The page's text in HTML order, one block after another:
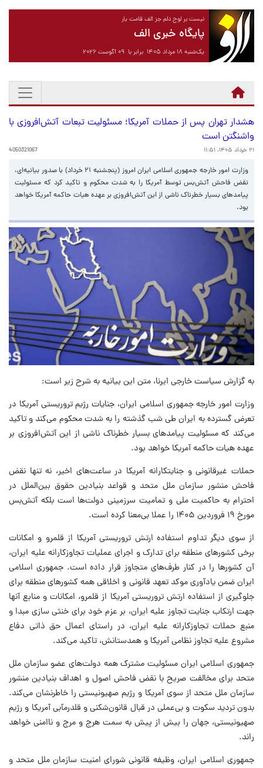
نیست بر لوح دلم جز الف قامت یار
پایگاه خبری الف
یک‌شنبه ۱۸ مرداد ۱۴۰۵ برابر با ۰۹ آگوست ۲۰۲۶
هشدار تهران پس از حملات آمریکا؛ مسئولیت تبعات آتش‌افروزی با
واشنگتن است
۲۱ خرداد ۱۴۰۵، ۱۱:۵۱ 4050321067
وزارت امور خارجه جمهوری اسلامی ایران امروز (پنجشنبه ۲۱ خرداد) با صدور بیانیه‌ای،
نقض فاحش آتش‌بس توسط آمریکا را به شدت محکوم و تاکید کرد که مسئولیت
پیامدهای بسیار خطرناک ناشی از این آتش‌افروزی بر عهده هیات حاکمه آمریکا خواهد
بود.
به گزارش سیاست خارجی ایرنا، متن این بیانیه به شرح زیر است:
وزارت امور خارجه جمهوری اسلامی ایران، جنایات رژیم تروریستی آمریکا در
تعرض گسترده به ایران طی شب گذشته را به شدت محکوم می‌کند و تاکید
می‌کند که مسئولیت پیامدهای بسیار خطرناک ناشی از این آتش‌افروزی بر
عهده هیات حاکمه آمریکا خواهد بود.
حملات غیرقانونی و جنایتکارانه آمریکا در ساعت‌های اخیر، نه تنها نقض
فاحش منشور سازمان ملل متحد و قواعد بنیادین حقوق بین‌الملل در
احترام به حاکمیت ملی و تمامیت سرزمینی دولت‌ها است بلکه آتش‌بس
مورخ ۱۹ فروردین ۱۴۰۵ را عملا بی‌معنا کرده است.
از سوی دیگر تداوم استفاده ارتش تروریستی آمریکا از قلمرو و امکانات
برخی کشورهای منطقه برای تدارک و اجرای عملیات تجاوزکارانه علیه ایران،
آن کشورها را در کنار طرف‌های متجاوز قرار داده است. جمهوری اسلامی
ایران ضمن یادآوری موکد تعهد قانونی و اخلاقی همه کشورهای منطقه برای
جلوگیری از استفاده ارتش تروریستی آمریکا از قلمرو، امکانات و منابع آنها
جهت ارتکاب جنایت تجاوز علیه ایران، بر عزم خود برای خنثی سازی مبدا و
منبع حملات تجاوزکارانه علیه ایران، در راستای اعمال حق ذاتی دفاع
مشروع علیه تجاوز نظامی آمریکا و همدستانش، تاکید می‌کند.
جمهوری اسلامی ایران مسئولیت مشترک همه دولت‌های عضو سازمان ملل
متحد برای مخالفت صریح با نقض فاحش اصول و اهداف بنیادین منشور
سازمان ملل متحد از سوی آمریکا و رژیم صهیونیستی را خاطرنشان می‌کند.
بدون تردید سکوت و بی‌عملی در قبال قانون‌شکنی و قلدرمآبی آمریکا و رژیم
صهیونیستی، جهان را بیش از پیش به سمت هرج و مرج و ناامنی خواهد
راند.
جمهوری اسلامی ایران، وظیفه قانونی شورای امنیت سازمان ملل متحد و